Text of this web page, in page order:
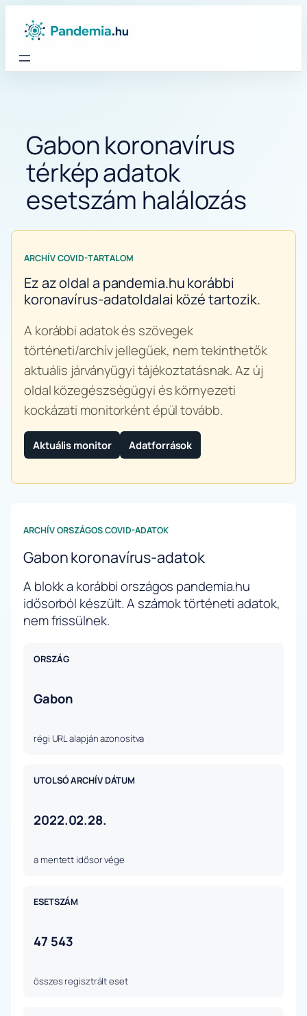
Gabon koronavírus
térkép adatok
esetszám halálozás
ARCHÍV COVID-TARTALOM
Ez az oldal a pandemia.hu korábbi
koronavírus-adatoldalai közé tartozik.
A korábbi adatok és szövegek
történeti/archív jellegűek, nem tekinthetők
aktuális járványügyi tájékoztatásnak. Az új
oldal közegészségügyi és környezeti
kockázati monitorként épül tovább.
Aktuális monitor Adatforrások
ARCHÍV ORSZÁGOS COVID-ADATOK
Gabon koronavírus-adatok
A blokk a korábbi országos pandemia.hu
idősorból készült. A számok történeti adatok,
nem frissülnek.
ORSZÁG
Gabon
régi URL alapján azonosítva
UTOLSÓ ARCHÍV DÁTUM
2022.02.28.
a mentett idősor vége
ESETSZÁM
47 543
összes regisztrált eset